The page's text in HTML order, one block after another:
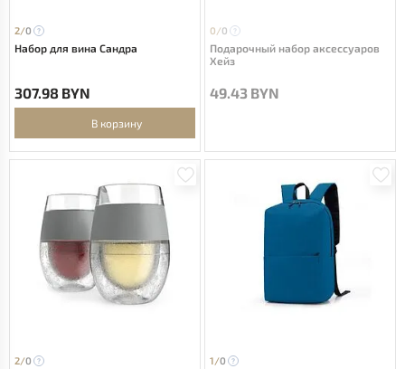
2/0
Набор для вина Сандра
307.98 BYN
В корзину
0/0
Подарочный набор аксессуаров
Хейз
49.43 BYN
2/0 1/0